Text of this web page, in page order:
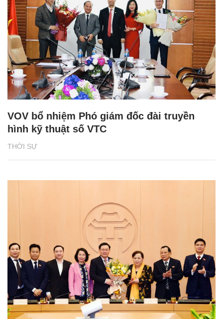
THỜI SỰ
VOV bổ nhiệm Phó giám đốc đài truyền
hình kỹ thuật số VTC